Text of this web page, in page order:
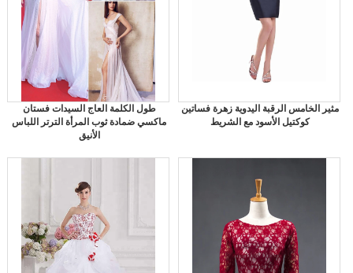
طول الكلمة العاج السيدات فستان
ماكسي ضمادة ثوب المرأة الترتر اللباس
الأنيق
مثير الخامس الرقبة اليدوية زهرة فساتين
كوكتيل الأسود مع الشريط